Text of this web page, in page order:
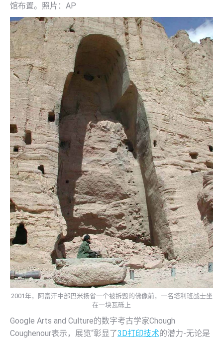
馆布置。照片：AP
2001年，阿富汗中部巴米扬省一个被拆毁的佛像前，一名塔利班战士坐
在一块瓦砾上
Google Arts and Culture的数字考古学家Chough
Coughenour表示，展览“彰显了3D打印技术的潜力-无论是